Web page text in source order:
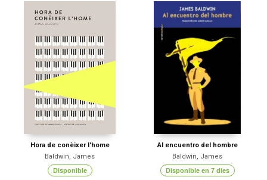
Hora de conèixer l'home
Baldwin, James
Disponible
Al encuentro del hombre
Baldwin, James
Disponible en 7 dies